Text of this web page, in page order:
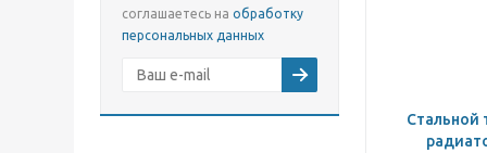
соглашаетесь на обработку
персональных данных
Стальной